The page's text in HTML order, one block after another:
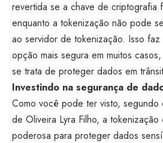
revertida se a chave de criptografia
enquanto a tokenização não pode
ao servidor de tokenização. Isso faz
opção mais segura em muitos
se trata de proteger dados em
Investindo na segurança de
Como você pode ter visto, segundo
de Oliveira Lyra Filho, a tokenização
poderosa para proteger dados